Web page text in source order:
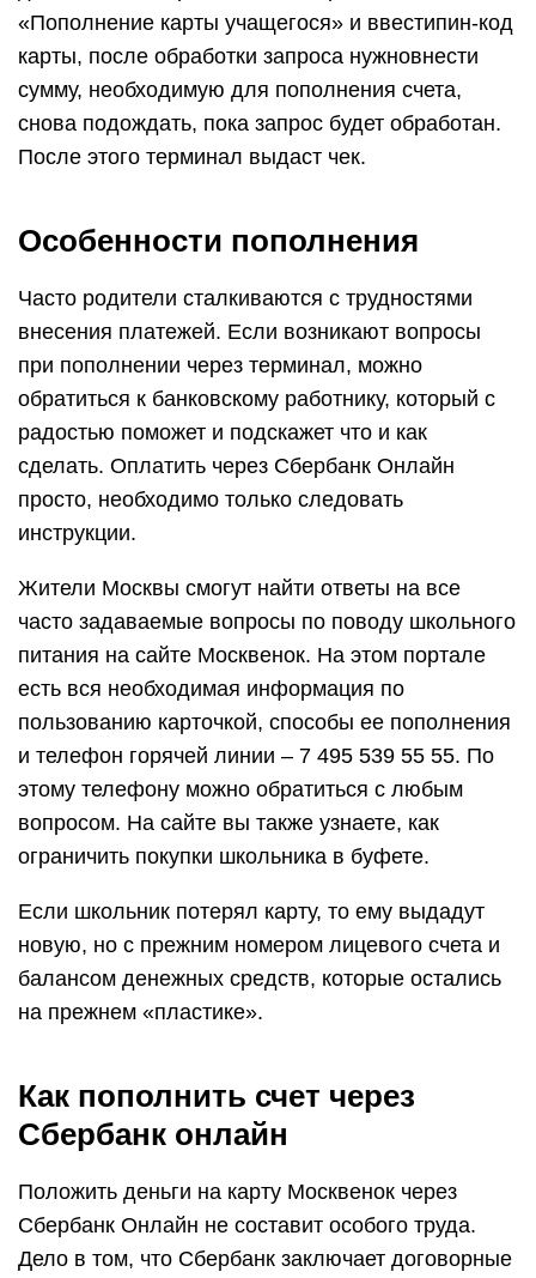
«Пополнение карты учащегося» и ввестипин-код
карты, после обработки запроса нужновнести
сумму, необходимую для пополнения счета,
снова подождать, пока запрос будет обработан.
После этого терминал выдаст чек.
Особенности пополнения
Часто родители сталкиваются с трудностями
внесения платежей. Если возникают вопросы
при пополнении через терминал, можно
обратиться к банковскому работнику, который с
радостью поможет и подскажет что и как
сделать. Оплатить через Сбербанк Онлайн
просто, необходимо только следовать
инструкции.
Жители Москвы смогут найти ответы на все
часто задаваемые вопросы по поводу школьного
питания на сайте Москвенок. На этом портале
есть вся необходимая информация по
пользованию карточкой, способы ее пополнения
и телефон горячей линии – 7 495 539 55 55. По
этому телефону можно обратиться с любым
вопросом. На сайте вы также узнаете, как
ограничить покупки школьника в буфете.
Если школьник потерял карту, то ему выдадут
новую, но с прежним номером лицевого счета и
балансом денежных средств, которые остались
на прежнем «пластике».
Как пополнить счет через
Сбербанк онлайн
Положить деньги на карту Москвенок через
Сбербанк Онлайн не составит особого труда.
Дело в том, что Сбербанк заключает договорные